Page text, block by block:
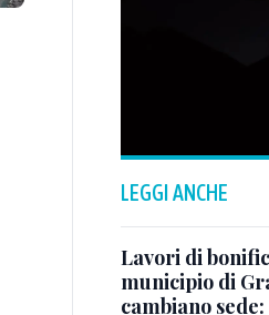
LEGGI ANCHE
Lavori di
municipio di
cambiano